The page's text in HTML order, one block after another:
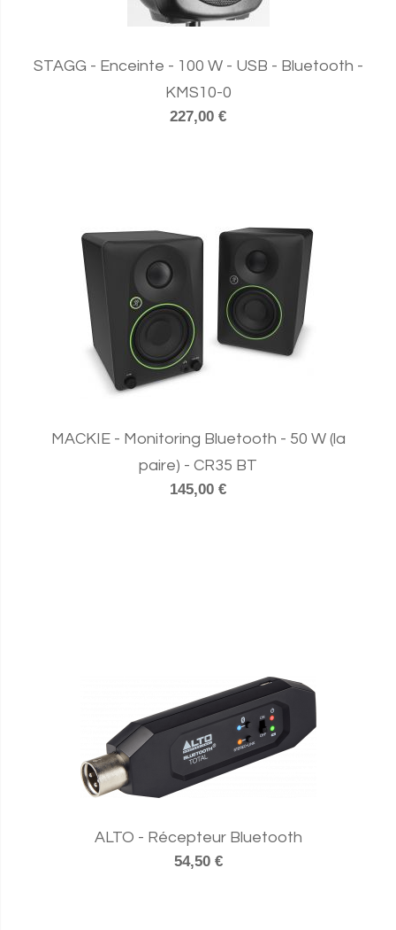
STAGG - Enceinte - 100 W - USB - Bluetooth -
KMS10-0
227,00 €
MACKIE - Monitoring Bluetooth - 50 W (la
paire) - CR35 BT
145,00 €
ALTO - Récepteur Bluetooth
54,50 €